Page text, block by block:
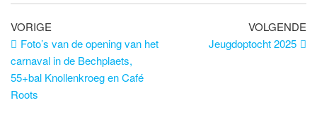
Bericht
navigatie
Vorig
bericht
VORIGE
Foto’s van de opening van het
carnaval in de Bechplaets,
55+bal Knollenkroeg en Café
Roots
VOLGENDE
Jeugdoptocht 2025